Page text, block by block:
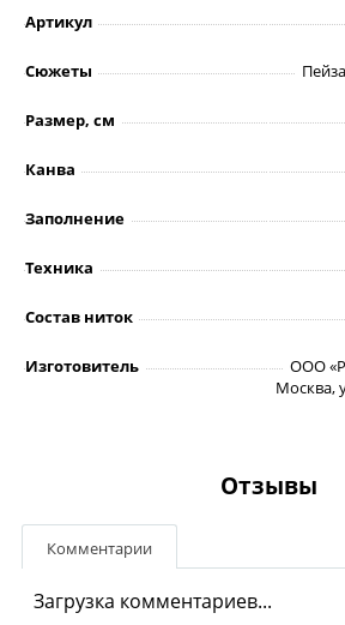
Артикул
Сюжеты
Размер, см
Канва
Заполнение
Техника
Состав ниток
Изготовитель
ООО
Москва,
Отзывы
Комментарии
Загрузка комментариев...